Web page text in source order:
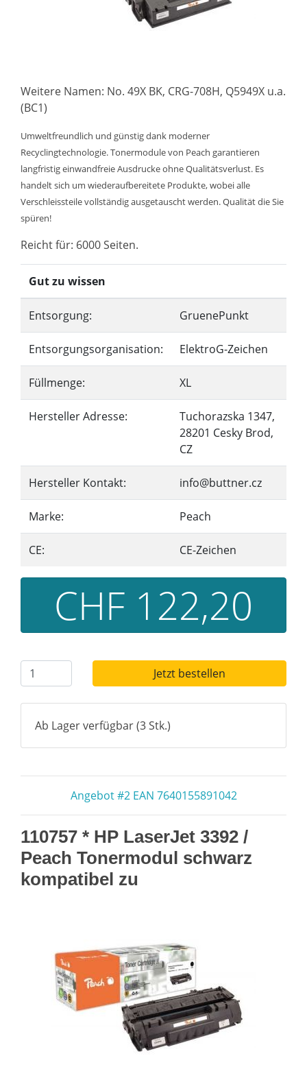
Weitere Namen: No. 49X BK, CRG-708H, Q5949X u.a.
(BC1)
Umweltfreundlich und günstig dank moderner
Recyclingtechnologie. Tonermodule von Peach garantieren
langfristig einwandfreie Ausdrucke ohne Qualitätsverlust. Es
handelt sich um wiederaufbereitete Produkte, wobei alle
Verschleissteile vollständig ausgetauscht werden. Qualität die Sie
spüren!
Reicht für: 6000 Seiten.
Gut zu wissen
Entsorgung: GruenePunkt
Entsorgungsorganisation: ElektroG-Zeichen
Füllmenge: XL
Hersteller Adresse:
Tuchorazska 1347,
28201 Cesky Brod,
CZ
Hersteller Kontakt: info@buttner.cz
Marke: Peach
CE: CE-Zeichen
CHF 122,20
Jetzt bestellen
Ab Lager verfügbar (3 Stk.)
Angebot #2 EAN 7640155891042
110757 * HP LaserJet 3392 /
Peach Tonermodul schwarz
kompatibel zu